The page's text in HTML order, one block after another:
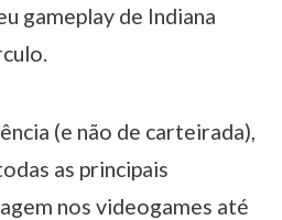
gameplay de Indiana
(e não de carteirada),
as principais
nos videogames até